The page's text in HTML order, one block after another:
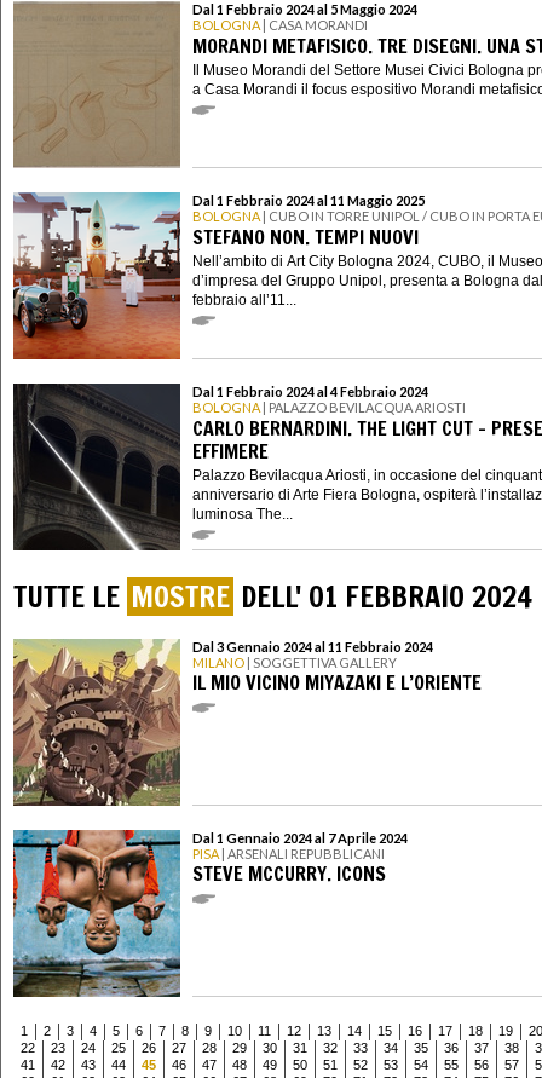
Dal 1 Febbraio 2024 al 5 Maggio 2024
BOLOGNA | CASA MORANDI
MORANDI METAFISICO. TRE DISEGNI. UNA
Il Museo Morandi del Settore Musei Civici Bologna
a Casa Morandi il focus espositivo Morandi
Dal 1 Febbraio 2024 al 11 Maggio 2025
BOLOGNA | CUBO IN TORRE UNIPOL / CUBO IN PORTA
STEFANO NON. TEMPI NUOVI
Nell’ambito di Art City Bologna 2024, CUBO, il Museo
d’impresa del Gruppo Unipol, presenta a Bologna
febbraio all’11...
Dal 1 Febbraio 2024 al 4 Febbraio 2024
BOLOGNA | PALAZZO BEVILACQUA ARIOSTI
CARLO BERNARDINI. THE LIGHT CUT –
EFFIMERE
Palazzo Bevilacqua Ariosti, in occasione del
anniversario di Arte Fiera Bologna, ospiterà
luminosa The...
TUTTE LE MOSTRE DELL' 01 FEBBRAIO 2024
Dal 3 Gennaio 2024 al 11 Febbraio 2024
MILANO | SOGGETTIVA GALLERY
IL MIO VICINO MIYAZAKI E L’ORIENTE
Dal 1 Gennaio 2024 al 7 Aprile 2024
PISA | ARSENALI REPUBBLICANI
STEVE MCCURRY. ICONS
1 2 3 4 5 6 7 8 9 10 11 12 13 14 15 16 17 18 19
20
22
23 24 25 26 27 28 29 30 31 32 33 34 35 36 37 38
41
42 43 44 45 46 47 48 49 50 51 52 53 54 55 56 57